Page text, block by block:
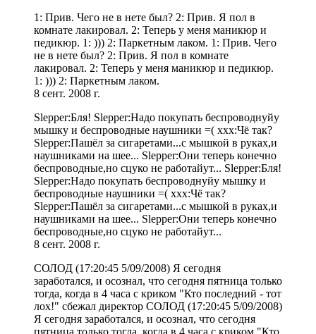
1: Прив. Чего не в нете был? 2: Прив. Я пол в
комнате лакировал. 2: Теперь у меня маникюр и
педикюр. 1: ))) 2: Паркетным лаком. 1: Прив. Чего
не в нете был? 2: Прив. Я пол в комнате
лакировал. 2: Теперь у меня маникюр и педикюр.
1: ))) 2: Паркетным лаком.
8 сент. 2008 г.
Slepper:Бля! Slepper:Надо покупать беспроводнуйу
мышку и беспроводные наушники =( xxx:Чё так?
Slepper:Пашёл за сигаретами...с мышкой в руках,и
наушниками на шее... Slepper:Они теперь конечно
беспроводные,но сцуко не работайут... Slepper:Бля!
Slepper:Надо покупать беспроводнуйу мышку и
беспроводные наушники =( xxx:Чё так?
Slepper:Пашёл за сигаретами...с мышкой в руках,и
наушниками на шее... Slepper:Они теперь конечно
беспроводные,но сцуко не работайут...
8 сент. 2008 г.
СОЛОД (17:20:45 5/09/2008) Я сегодня
заработался, и осознал, что сегодня пятница только
тогда, когда в 4 часа с криком "Кто последний - тот
лох!" сбежал директор СОЛОД (17:20:45 5/09/2008)
Я сегодня заработался, и осознал, что сегодня
пятница только тогда, когда в 4 часа с криком "Кто